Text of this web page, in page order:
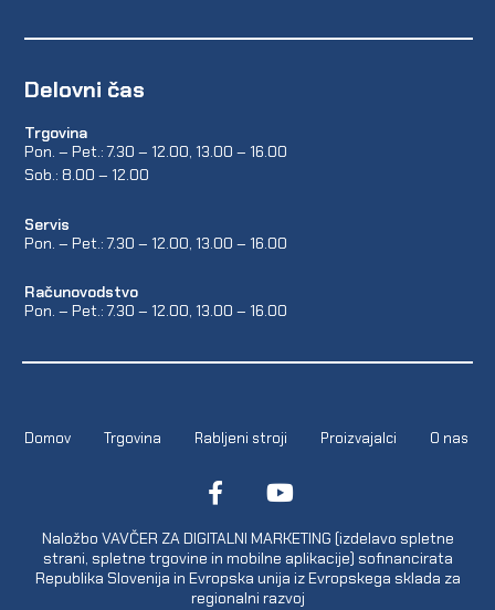
Delovni čas
Trgovina
Pon. – Pet.: 7.30 – 12.00, 13.00 – 16.00
Sob.: 8.00 – 12.00
Servis
Pon. – Pet.: 7.30 – 12.00, 13.00 – 16.00
Računovodstvo
Pon. – Pet.: 7.30 – 12.00, 13.00 – 16.00
Domov Trgovina Rabljeni stroji Proizvajalci O nas
Naložbo VAVČER ZA DIGITALNI MARKETING (izdelavo spletne
strani, spletne trgovine in mobilne aplikacije) sofinancirata
Republika Slovenija in Evropska unija iz Evropskega sklada za
regionalni razvoj